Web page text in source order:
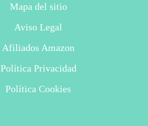
Mapa del sitio
Aviso Legal
Afiliados Amazon
Política Privacidad
Política Cookies